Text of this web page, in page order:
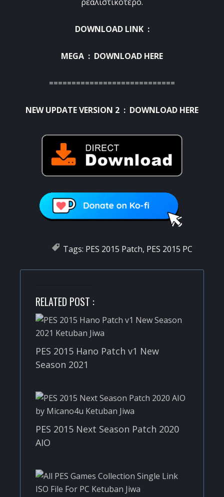
DOWNLOAD LINK :
MEGA : DOWNLOAD HERE
============================
NEW UPDATE VERSION 2 : DOWNLOAD HERE
Tags: PES 2015 Patch, PES 2015 PC
RELATED POST :
PES 2015 Hano Patch v1 New
Season 2021
PES 2015 Next Season Patch 2020
AIO